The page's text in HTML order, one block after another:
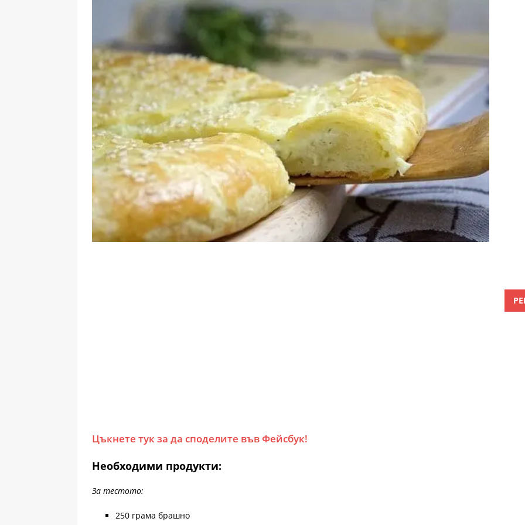
Цъкнете тук за да споделите във Фейсбук!
Необходими продукти:
За тестото:
250 грама брашно